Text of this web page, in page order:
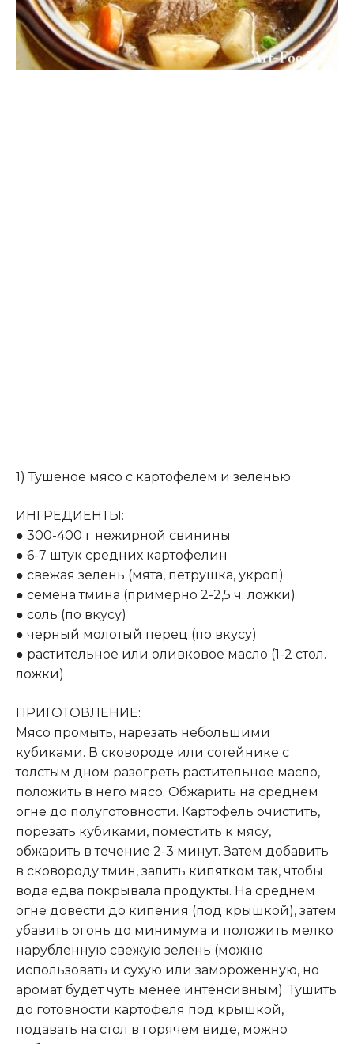
1) Тушеное мясо с картофелем и зеленью
ИНГРЕДИЕНТЫ:
● 300-400 г нежирной свинины
● 6-7 штук средних картофелин
● свежая зелень (мята, петрушка, укроп)
● семена тмина (примерно 2-2,5 ч. ложки)
● соль (по вкусу)
● черный молотый перец (по вкусу)
● растительное или оливковое масло (1-2 стол.
ложки)
ПРИГОТОВЛЕНИЕ:
Мясо промыть, нарезать небольшими
кубиками. В сковороде или сотейнике с
толстым дном разогреть растительное масло,
положить в него мясо. Обжарить на среднем
огне до полуготовности. Картофель очистить,
порезать кубиками, поместить к мясу,
обжарить в течение 2-3 минут. Затем добавить
в сковороду тмин, залить кипятком так, чтобы
вода едва покрывала продукты. На среднем
огне довести до кипения (под крышкой), затем
убавить огонь до минимума и положить мелко
нарубленную свежую зелень (можно
использовать и сухую или замороженную, но
аромат будет чуть менее интенсивным). Тушить
до готовности картофеля под крышкой,
подавать на стол в горячем виде, можно